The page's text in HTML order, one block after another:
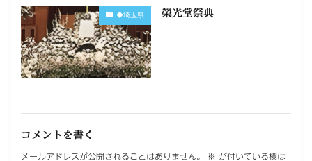
◆埼玉県 榮光堂祭典
コメントを書く
メールアドレスが公開されることはありません。 ※ が付いている欄は